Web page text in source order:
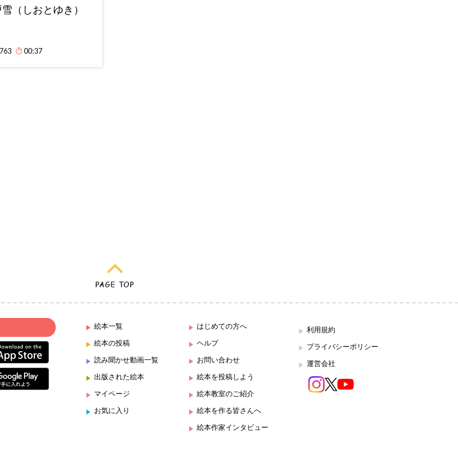
（しおとゆき）
00:37
絵本一覧
絵本の投稿
読み聞かせ動画一覧
出版された絵本
マイページ
お気に入り
はじめての方へ
ヘルプ
お問い合わせ
絵本を投稿しよう
絵本教室のご紹介
絵本を作る皆さんへ
絵本作家インタビュー
利用規約
プライバシーポリシー
運営会社